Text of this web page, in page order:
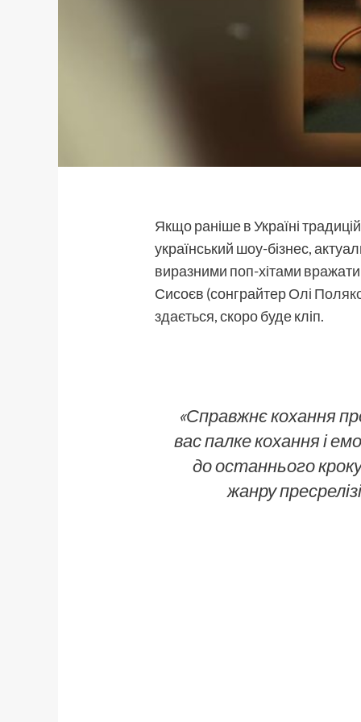
Якщо раніше в Україні
український шоу-бізнес,
виразними поп-хітами
Сисоєв (сонграйтерОлі
здається, скоро буде кліп.
«Справжнє кохання
вас палке кохання і
до останнього
жанру